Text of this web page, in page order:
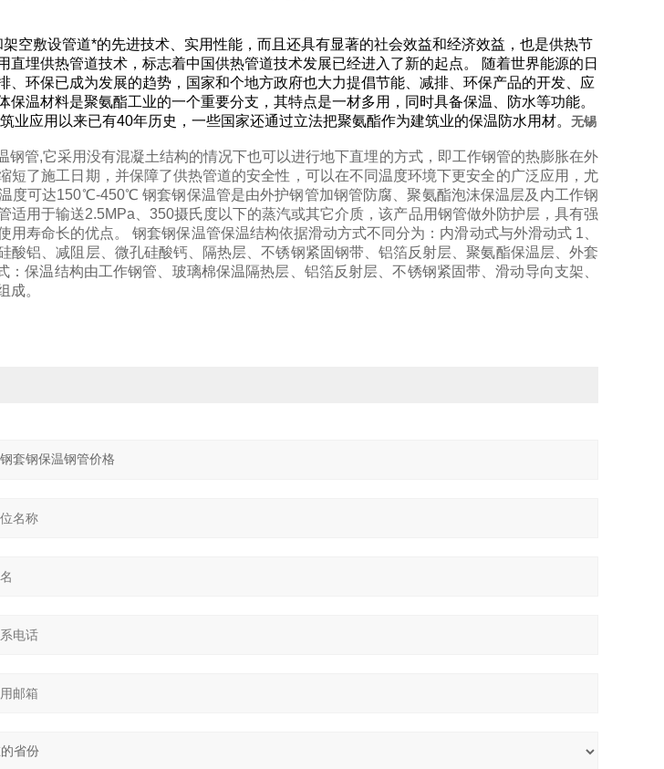
空敷设管道*的先进技术、实用性能，而且还具有显著的社会效益和经济效益，也是供热节
直埋供热管道技术，标志着中国供热管道技术发展已经进入了新的起点。 随着世界能源的日
、环保已成为发展的趋势，国家和个地方政府也大力提倡节能、减排、环保产品的开发、应
保温材料是聚氨酯工业的一个重要分支，其特点是一材多用，同时具备保温、防水等功能。
业应用以来已有40年历史，一些国家还通过立法把聚氨酯作为建筑业的保温防水用材。 无锡
钢管,它采用没有混凝土结构的情况下也可以进行地下直埋的方式，即工作钢管的热膨胀在外
短了施工日期，并保障了供热管道的安全性，可以在不同温度环境下更安全的广泛应用，尤
度可达150℃-450℃ 钢套钢保温管是由外护钢管加钢管防腐、聚氨酯泡沫保温层及内工作钢
适用于输送2.5MPa、350摄氏度以下的蒸汽或其它介质，该产品用钢管做外防护层，具有强
用寿命长的优点。 钢套钢保温管保温结构依据滑动方式不同分为：内滑动式与外滑动式 1、
酸铝、减阻层、微孔硅酸钙、隔热层、不锈钢紧固钢带、铝箔反射层、聚氨酯保温层、外套
：保温结构由工作钢管、玻璃棉保温隔热层、铝箔反射层、不锈钢紧固带、滑动导向支架、
成。